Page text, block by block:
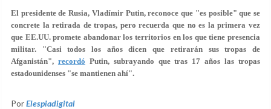
El presidente de Rusia, Vladímir Putin, reconoce que "es posible" que se
concrete la retirada de tropas, pero recuerda que no es la primera vez
que EE.UU. promete abandonar los territorios en los que tiene presencia
militar. "Casi todos los años dicen que retirarán sus tropas de
Afganistán", recordó Putin, subrayando que tras 17 años las tropas
estadounidenses "se mantienen ahí".
PorElespiadigital